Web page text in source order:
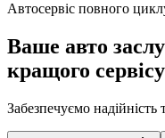
Автосервіс повного
Ваше авто
кращого сервісу
Забезпечуємо